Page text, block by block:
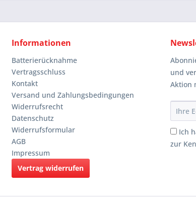
Informationen
Batterierücknahme
Vertragsschluss
Kontakt
Versand und Zahlungsbedingungen
Widerrufsrecht
Datenschutz
Widerrufsformular
AGB
Impressum
Vertrag widerrufen
und
Aktion
Ich
zur